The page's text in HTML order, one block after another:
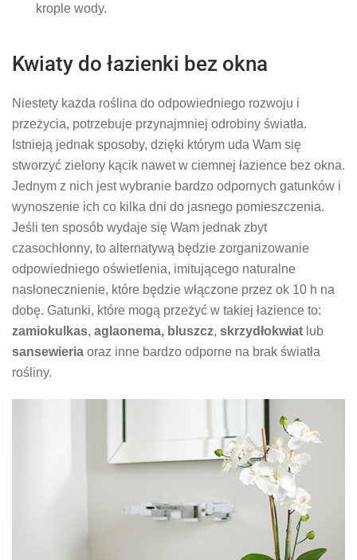
krople wody.
Kwiaty do łazienki bez okna
Niestety każda roślina do odpowiedniego rozwoju i
przeżycia, potrzebuje przynajmniej odrobiny światła.
Istnieją jednak sposoby, dzięki którym uda Wam się
stworzyć zielony kącik nawet w ciemnej łazience bez okna.
Jednym z nich jest wybranie bardzo odpornych gatunków i
wynoszenie ich co kilka dni do jasnego pomieszczenia.
Jeśli ten sposób wydaje się Wam jednak zbyt
czasochłonny, to alternatywą będzie zorganizowanie
odpowiedniego oświetlenia, imitującego naturalne
nasłonecznienie, które będzie włączone przez ok 10 h na
dobę. Gatunki, które mogą przeżyć w takiej łazience to:
zamiokulkas, aglaonema, bluszcz, skrzydłokwiat lub
sansewieria oraz inne bardzo odporne na brak światła
rośliny.